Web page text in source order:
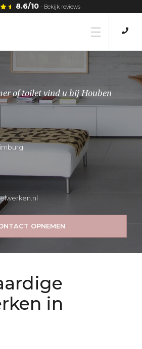
8.6/10 - Bekijk reviews
Tegels
Tegellijm
Vloeren
Inspiraties
Offerte aanvragen
of toilet vind u bij Houben
OPNEMEN
in